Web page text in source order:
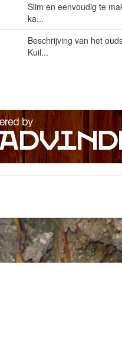
Slim en eenvoudig te
ka...
Beschrijving van het
Kuil...